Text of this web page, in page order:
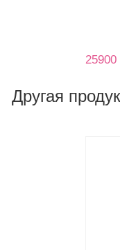
25900
Другая